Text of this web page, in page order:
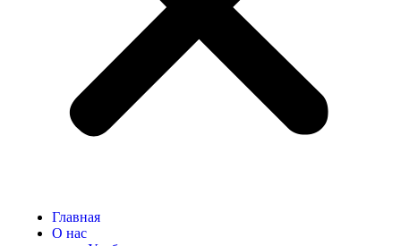
Главная
О нас